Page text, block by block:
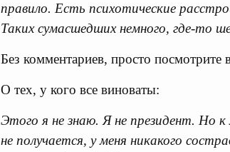
правило. Есть психотические
Таких сумасшедших немного, где-то
Без комментариев, просто
О тех, у кого все виноваты:
Этого я не знаю. Я не президент. Но к
не получается, у меня никакого